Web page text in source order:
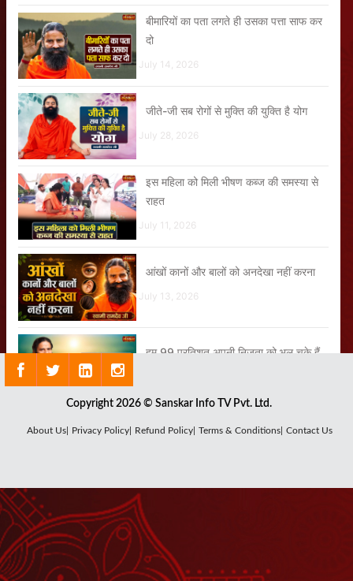
बीमारियों का पता लगते ही उसका पत्ता साफ कर
दो
July 14, 2026
जीते-जी सब रोगों से मुक्ति की युक्ति है योग
July 28, 2026
इस महिला को मिली भीषण कब्ज की समस्या से
राहत
July 11, 2026
आंखों कानों और बालों को अनदेखा नहीं करना
July 13, 2026
हम 99 प्रतिशत अपनी निजता को भूल चुके हैं
थोड़ा करने से बात नहीं बनेगी
August 01, 2026
Copyright 2026 © Sanskar Info TV Pvt. Ltd.
About Us| Privacy Policy| Refund Policy| Terms & Conditions| Contact Us